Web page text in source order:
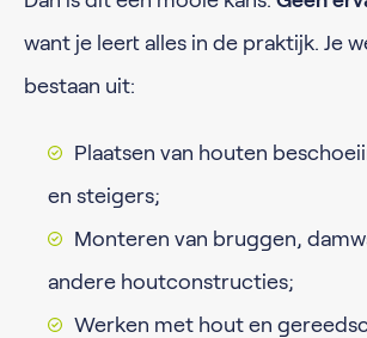
want je leert alles in de praktijk. Je
bestaan uit:
Plaatsen van houten
en steigers;
Monteren van bruggen,
andere houtconstructies;
Werken met hout en